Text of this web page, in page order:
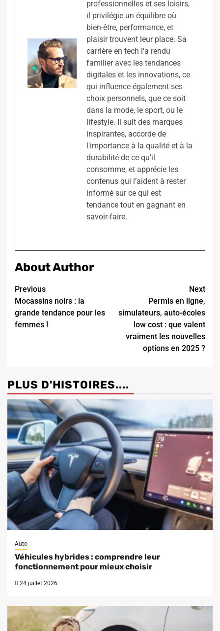
professionnelles et ses loisirs,
il privilégie un équilibre où
bien-être, performance, et
plaisir trouvent leur place. Sa
carrière en tech l'a rendu
familier avec les tendances
digitales et les innovations, ce
qui influence également ses
choix personnels, que ce soit
dans la mode, le sport, ou le
lifestyle. Il suit des marques
inspirantes, accorde de
l'importance à la qualité et à la
durabilité de ce qu'il
consomme, et apprécie les
contenus qui l’aident à rester
informé sur ce qui est
tendance tout en gagnant en
savoir-faire.
About Author
Continue
Reading
Previous
Mocassins noirs : la
grande tendance pour les
femmes !
Next
Permis en ligne,
simulateurs, auto-écoles
low cost : que valent
vraiment les nouvelles
options en 2025 ?
PLUS D'HISTOIRES....
Auto
Véhicules hybrides : comprendre leur
fonctionnement pour mieux choisir
24 juillet 2026